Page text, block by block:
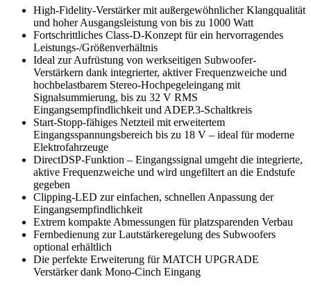
High-Fidelity-Verstärker mit außergewöhnlicher Klangqualität
und hoher Ausgangsleistung von bis zu 1000 Watt
Fortschrittliches Class-D-Konzept für ein hervorragendes
Leistungs-/Größenverhältnis
Ideal zur Aufrüstung von werkseitigen Subwoofer-
Verstärkern dank integrierter, aktiver Frequenzweiche und
hochbelastbarem Stereo-Hochpegeleingang mit
Signalsummierung, bis zu 32 V RMS
Eingangsempfindlichkeit und ADEP.3-Schaltkreis
Start-Stopp-fähiges Netzteil mit erweitertem
Eingangsspannungsbereich bis zu 18 V – ideal für moderne
Elektrofahrzeuge
DirectDSP-Funktion – Eingangssignal umgeht die integrierte,
aktive Frequenzweiche und wird ungefiltert an die Endstufe
gegeben
Clipping-LED zur einfachen, schnellen Anpassung der
Eingangsempfindlichkeit
Extrem kompakte Abmessungen für platzsparenden Verbau
Fernbedienung zur Lautstärkeregelung des Subwoofers
optional erhältlich
Die perfekte Erweiterung für MATCH UPGRADE
Verstärker dank Mono-Cinch Eingang